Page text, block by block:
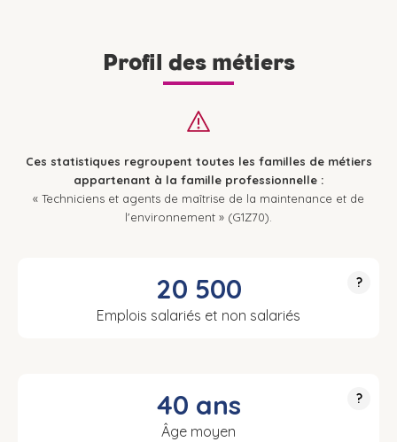
Profil des métiers
Ces statistiques regroupent toutes les familles de métiers
appartenant à la famille professionnelle :
« Techniciens et agents de maîtrise de la maintenance et de
l'environnement » (G1Z70).
?
20 500
Emplois salariés et non salariés
?
40 ans
Âge moyen